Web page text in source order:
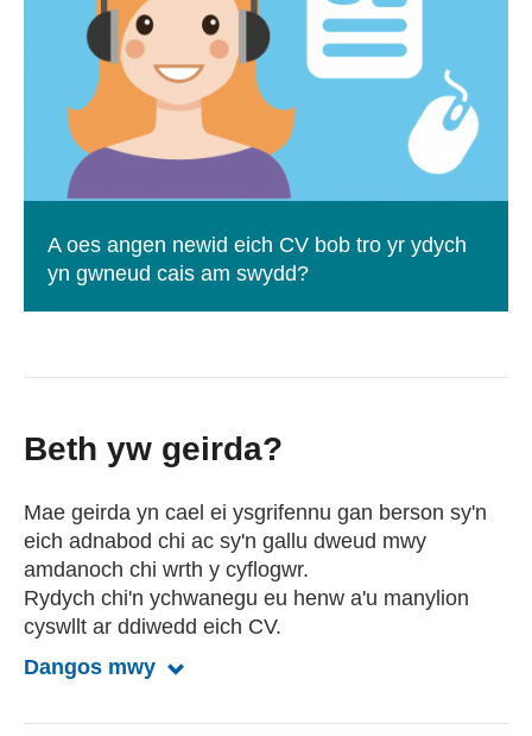
A oes angen newid eich CV bob tro yr ydych
yn gwneud cais am swydd?
Beth yw geirda?
Mae geirda yn cael ei ysgrifennu gan berson sy'n
eich adnabod chi ac sy'n gallu dweud mwy
amdanoch chi wrth y cyflogwr.
Rydych chi'n ychwanegu eu henw a'u manylion
cyswllt ar ddiwedd eich CV.
Dangos mwy Dangos am ganolwyr